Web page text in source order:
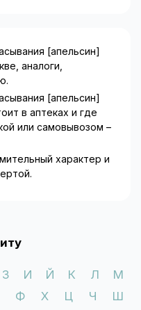
[апельсин]
аналоги,
[апельсин]
в аптеках и где
или самовывозом –
характер и
З И Й К Л
М
Ф Х Ц Ч
Ш